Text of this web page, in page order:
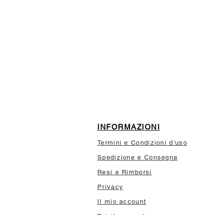
INFORMAZIONI
Termini e Condizioni d'uso
Spedizione e Consegna
Resi e Rimborsi
Privacy
Il mio account